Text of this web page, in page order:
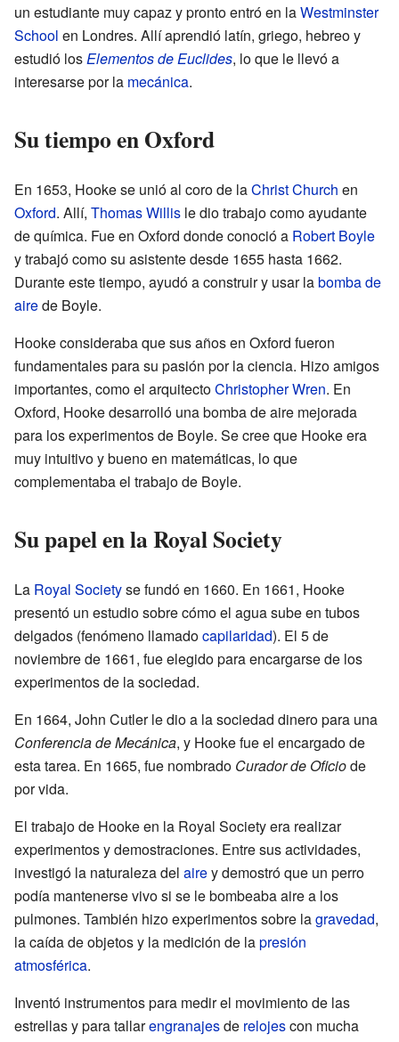
un estudiante muy capaz y pronto entró en laWestminster
School en Londres. Allí aprendió latín, griego, hebreo y
estudió losElementos de Euclides, lo que le llevó a
interesarse por la mecánica.
Su tiempo en Oxford
En 1653, Hooke se unió al coro de laChrist Church en
Oxford. Allí, Thomas Willis le dio trabajo como ayudante
de química. Fue en Oxford donde conoció a Robert Boyle
y trabajó como su asistente desde 1655 hasta 1662.
Durante este tiempo, ayudó a construir y usar labomba de
airede Boyle.
Hooke consideraba que sus años en Oxford fueron
fundamentales para su pasión por la ciencia. Hizo amigos
importantes, como el arquitectoChristopher Wren. En
Oxford, Hooke desarrolló una bomba de aire mejorada
para los experimentos de Boyle. Se cree que Hooke era
muy intuitivo y bueno en matemáticas, lo que
complementaba el trabajo de Boyle.
Su papel en la Royal Society
La Royal Societyse fundó en 1660. En 1661, Hooke
presentó un estudio sobre cómo el agua sube en tubos
delgados (fenómeno llamadocapilaridad). El 5 de
noviembre de 1661, fue elegido para encargarse de los
experimentos de la sociedad.
En 1664, John Cutler le dio a la sociedad dinero para una
Conferencia de Mecánica, y Hooke fue el encargado de
esta tarea. En 1665, fue nombrado Curador de Oficiode
por vida.
El trabajo de Hooke en la Royal Society era realizar
experimentos y demostraciones. Entre sus actividades,
investigó la naturaleza del airey demostró que un perro
podía mantenerse vivo si se le bombeaba aire a los
pulmones. También hizo experimentos sobre lagravedad,
la caída de objetos y la medición de lapresión
atmosférica.
Inventó instrumentos para medir el movimiento de las
estrellas y para tallarengranajesde relojescon mucha